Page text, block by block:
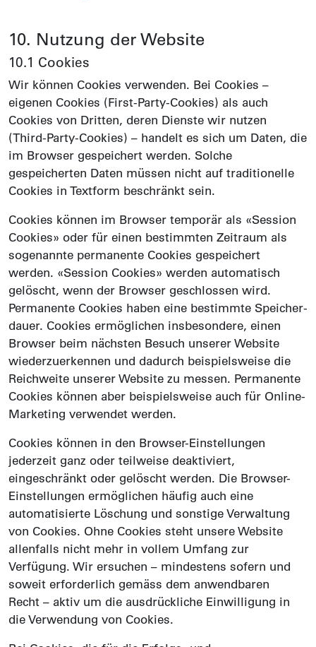
10. Nutzung der Website
10.1 Cookies
Wir können Cookies verwenden. Bei Cookies –
eigenen Cookies (First-Party-Cookies) als auch
Cookies von Dritten, deren Dienste wir nutzen
(Third-Party-Cookies) – handelt es sich um Daten, die
im Browser gespeichert werden. Solche
gespeicherten Daten müssen nicht auf traditionelle
Cookies in Textform beschränkt sein.
Cookies können im Browser temporär als «Session
Cookies» oder für einen bestimmten Zeitraum als
sogenannte permanente Cookies gespeichert
werden. «Session Cookies» werden automatisch
gelöscht, wenn der Browser geschlossen wird.
Permanente Cookies haben eine bestimmte Speicher­
dauer. Cookies ermöglichen insbesondere, einen
Browser beim nächsten Besuch unserer Website
wiederzuerkennen und dadurch beispielsweise die
Reich­weite unserer Website zu messen. Permanente
Cookies können aber beispiels­weise auch für Online-
Marketing verwendet werden.
Cookies können in den Browser-Einstellungen
jederzeit ganz oder teilweise deaktiviert,
eingeschränkt oder gelöscht werden. Die Browser-
Einstellungen ermöglichen häufig auch eine
automatisierte Löschung und sonstige Verwaltung
von Cookies. Ohne Cookies steht unsere Website
allenfalls nicht mehr in vollem Umfang zur
Verfügung. Wir ersuchen – mindestens sofern und
soweit erforderlich gemäss dem anwendbaren
Recht – aktiv um die ausdrückliche Ein­willigung in
die Verwendung von Cookies.